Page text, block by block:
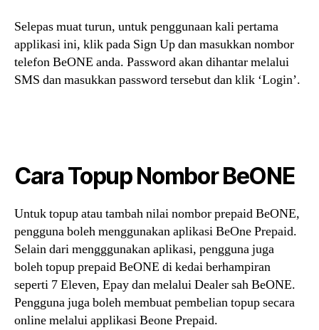
Selepas muat turun, untuk penggunaan kali pertama
applikasi ini, klik pada Sign Up dan masukkan nombor
telefon BeONE anda. Password akan dihantar melalui
SMS dan masukkan password tersebut dan klik ‘Login’.
Cara Topup Nombor BeONE
Untuk topup atau tambah nilai nombor prepaid BeONE,
pengguna boleh menggunakan aplikasi BeOne Prepaid.
Selain dari mengggunakan aplikasi, pengguna juga
boleh topup prepaid BeONE di kedai berhampiran
seperti 7 Eleven, Epay dan melalui Dealer sah BeONE.
Pengguna juga boleh membuat pembelian topup secara
online melalui applikasi Beone Prepaid.